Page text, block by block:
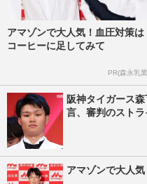
アマゾンで大人気！血圧対策は
コーヒーに足してみて
PR(森永乳
阪神タイガース
言、審判のスト
アマゾンで大人